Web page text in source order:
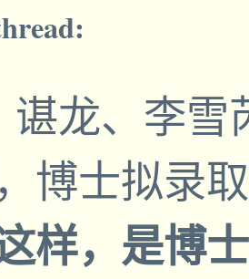
谌龙、李
博士拟录
样，是博